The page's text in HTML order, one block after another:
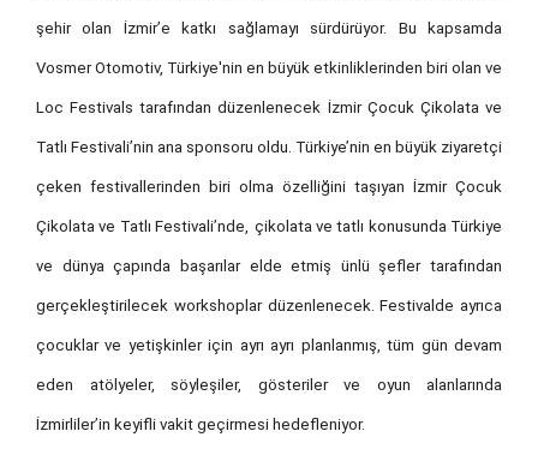
şehir olan İzmir’e katkı sağlamayı sürdürüyor. Bu kapsamda
Vosmer Otomotiv, Türkiye'nin en büyük etkinliklerinden biri olan ve
Loc Festivals tarafından düzenlenecek İzmir Çocuk Çikolata ve
Tatlı Festivali’nin ana sponsoru oldu. Türkiye’nin en büyük ziyaretçi
çeken festivallerinden biri olma özelliğini taşıyan İzmir Çocuk
Çikolata ve Tatlı Festivali’nde, çikolata ve tatlı konusunda Türkiye
ve dünya çapında başarılar elde etmiş ünlü şefler tarafından
gerçekleştirilecek workshoplar düzenlenecek. Festivalde ayrıca
çocuklar ve yetişkinler için ayrı ayrı planlanmış, tüm gün devam
eden atölyeler, söyleşiler, gösteriler ve oyun alanlarında
İzmirliler’in keyifli vakit geçirmesi hedefleniyor.